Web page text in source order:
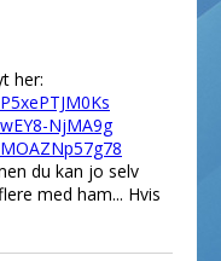
her:
NjMA9g
du kan jo selv
med ham... Hvis